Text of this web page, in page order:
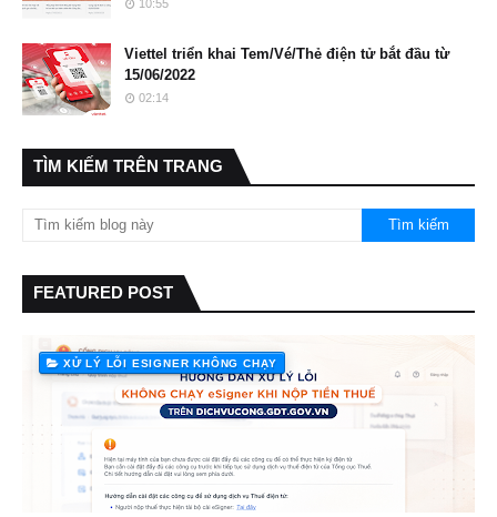
10:55
Viettel triển khai Tem/Vé/Thẻ điện tử bắt đầu từ
15/06/2022
02:14
TÌM KIẾM TRÊN TRANG
FEATURED POST
XỬ LÝ LỖI ESIGNER KHÔNG CHẠY